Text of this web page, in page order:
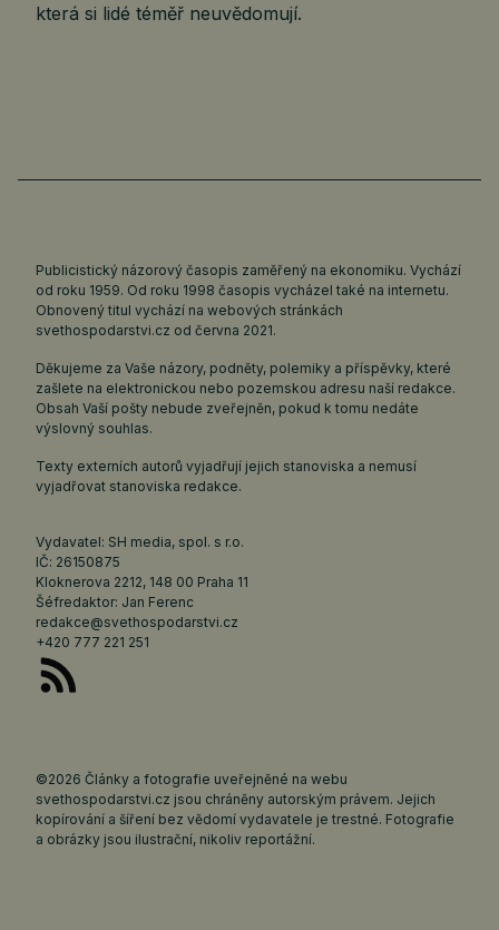
která si lidé téměř neuvědomují.
Publicistický názorový časopis zaměřený na ekonomiku. Vychází
od roku 1959. Od roku 1998 časopis vycházel také na internetu.
Obnovený titul vychází na webových stránkách
svethospodarstvi.cz od června 2021.
Děkujeme za Vaše názory, podněty, polemiky a příspěvky, které
zašlete na elektronickou nebo pozemskou adresu naší redakce.
Obsah Vaší pošty nebude zveřejněn, pokud k tomu nedáte
výslovný souhlas.
Texty externích autorů vyjadřují jejich stanoviska a nemusí
vyjadřovat stanoviska redakce.
Vydavatel: SH media, spol. s r.o.
IČ: 26150875
Kloknerova 2212, 148 00 Praha 11
Šéfredaktor: Jan Ferenc
redakce@svethospodarstvi.cz
+420 777 221 251
©2026 Články a fotografie uveřejněné na webu
svethospodarstvi.cz jsou chráněny autorským právem. Jejich
kopírování a šíření bez vědomí vydavatele je trestné. Fotografie
a obrázky jsou ilustrační, nikoliv reportážní.